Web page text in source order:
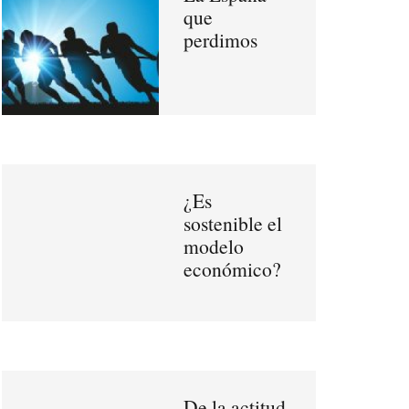
que
perdimos
¿Es
sostenible el
modelo
económico?